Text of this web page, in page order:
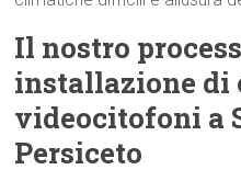
Il nostro
installazione di
videocitofoni a
Persiceto